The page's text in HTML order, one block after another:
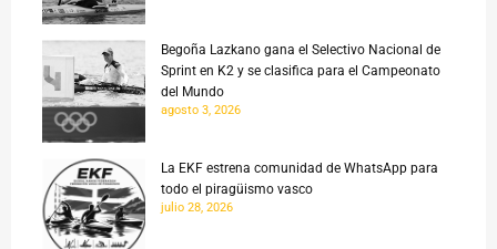
Begoña Lazkano gana el Selectivo Nacional de
Sprint en K2 y se clasifica para el Campeonato
del Mundo
agosto 3, 2026
La EKF estrena comunidad de WhatsApp para
todo el piragüismo vasco
julio 28, 2026